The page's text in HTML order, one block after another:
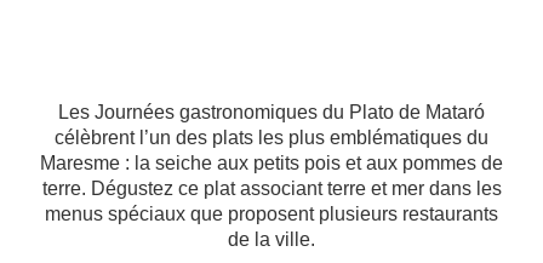
Les Journées gastronomiques du Plato de Mataró
célèbrent l’un des plats les plus emblématiques du
Maresme : la seiche aux petits pois et aux pommes de
terre. Dégustez ce plat associant terre et mer dans les
menus spéciaux que proposent plusieurs restaurants
de la ville.